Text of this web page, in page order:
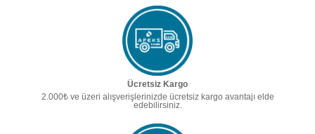
Ücretsiz Kargo
2.000₺ ve üzeri alışverişlerinizde ücretsiz kargo avantajı elde
edebilirsiniz.